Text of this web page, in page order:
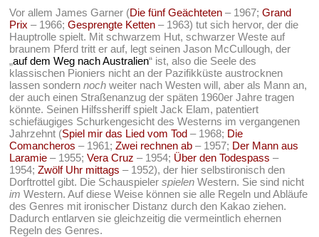
Vor allem James Garner (Die fünf Geächteten – 1967;Grand
Prix – 1966;Gesprengte Ketten – 1963) tut sich hervor, der die
Hauptrolle spielt. Mit schwarzem Hut, schwarzer Weste auf
braunem Pferd tritt er auf, legt seinen Jason McCullough, der
„auf dem Weg nach Australien“ ist, also die Seele des
klassischen Pioniers nicht an der Pazifikküste austrocknen
lassen sondernnoch weiter nach Westen will, aber als Mann an,
der auch einen Straßenanzug der späten 1960er Jahre tragen
könnte. Seinen Hilfssheriff spielt Jack Elam, patentiert
schiefäugiges Schurkengesicht des Westerns im vergangenen
Jahrzehnt (Spiel mir das Lied vom Tod – 1968; Die
Comancheros – 1961;Zwei rechnen ab – 1957; Der Mann aus
Laramie – 1955;Vera Cruz – 1954; Über den Todespass –
1954;Zwölf Uhr mittags – 1952), der hier selbstironisch den
Dorftrottel gibt. Die Schauspielerspielen Western. Sie sind nicht
im Western. Auf diese Weise können sie alle Regeln und Abläufe
des Genres mit ironischer Distanz durch den Kakao ziehen.
Dadurch entlarven sie gleichzeitig die vermeintlich ehernen
Regeln des Genres.